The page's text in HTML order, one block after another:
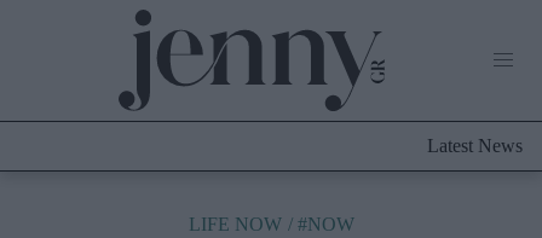
Culture
Latest News
LIFE NOW #NOW